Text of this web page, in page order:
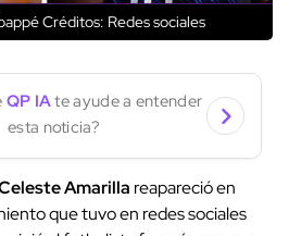
Créditos: Redes sociales
QP IAte ayude a entender
esta noticia?
Amarilla reapareció en
que tuvo en redes sociales